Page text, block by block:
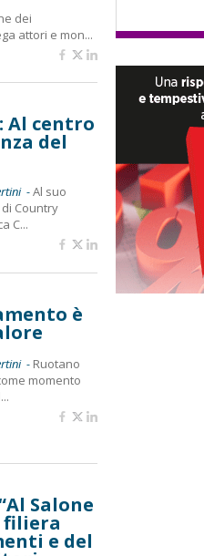
dei
attori e mon...
Al centro
del
-Al suo
Country
C...
è
- Ruotano
momento
Salone
filiera
e del